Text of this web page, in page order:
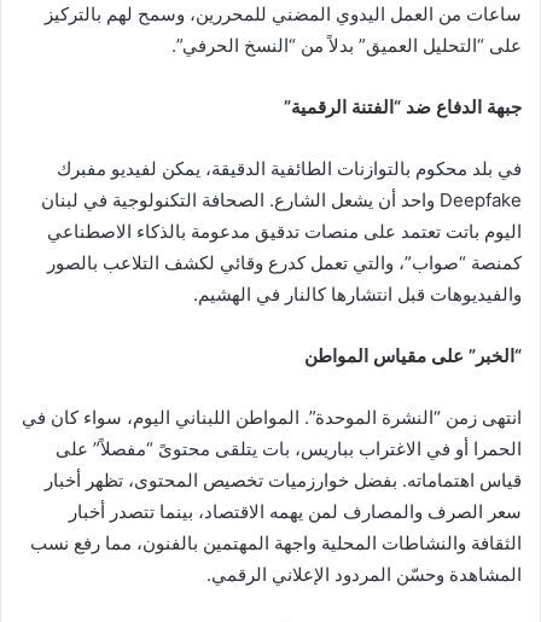
ساعات من العمل اليدوي المضني للمحررين، وسمح لهم بالتركيز
على “التحليل العميق” بدلاً من “النسخ الحرفي”.
جبهة الدفاع ضد “الفتنة الرقمية”
في بلد محكوم بالتوازنات الطائفية الدقيقة، يمكن لفيديو مفبرك
Deepfake واحد أن يشعل الشارع. الصحافة التكنولوجية في لبنان
اليوم باتت تعتمد على منصات تدقيق مدعومة بالذكاء الاصطناعي
كمنصة “صواب”، والتي تعمل كدرع وقائي لكشف التلاعب بالصور
والفيديوهات قبل انتشارها كالنار في الهشيم.
“الخبر” على مقياس المواطن
انتهى زمن “النشرة الموحدة”. المواطن اللبناني اليوم، سواء كان في
الحمرا أو في الاغتراب بباريس، بات يتلقى محتوىً “مفصلاً” على
قياس اهتماماته. بفضل خوارزميات تخصيص المحتوى، تظهر أخبار
سعر الصرف والمصارف لمن يهمه الاقتصاد، بينما تتصدر أخبار
الثقافة والنشاطات المحلية واجهة المهتمين بالفنون، مما رفع نسب
المشاهدة وحسّن المردود الإعلاني الرقمي.